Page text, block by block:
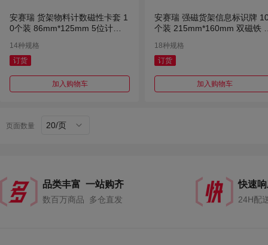
安赛瑞 货架物料计数磁性卡套 1
0个装 86mm*125mm 5位计
14种规格
订货
加入购物车
安赛瑞 强磁货架信息标识牌
个装 215mm*160mm 双磁铁
18种规格
订货
加入购物车
页面数量 20/页
品类丰富 一站购齐
数百万商品 多仓直发
快速
24H配